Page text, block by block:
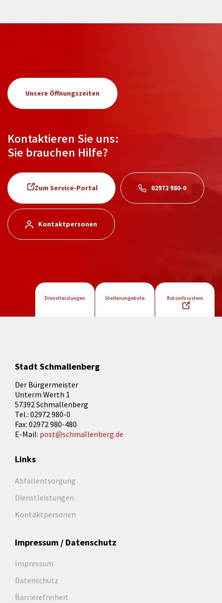
Unsere Öffnungszeiten
Kontaktieren Sie uns:
Sie brauchen Hilfe?
Zum Service-Portal 02972 980-0
Kontaktpersonen
Dienstleistungen Stellenangebote Ratsinfosystem
Stadt Schmallenberg
Der Bürgermeister
Unterm Werth 1
57392 Schmallenberg
Tel.: 02972 980-0
Fax: 02972 980-480
E-Mail: post@schmallenberg.de
Links
Abfallentsorgung
Dienstleistungen
Kontaktpersonen
Impressum / Datenschutz
Impressum
Datenschutz
Barrierefreiheit